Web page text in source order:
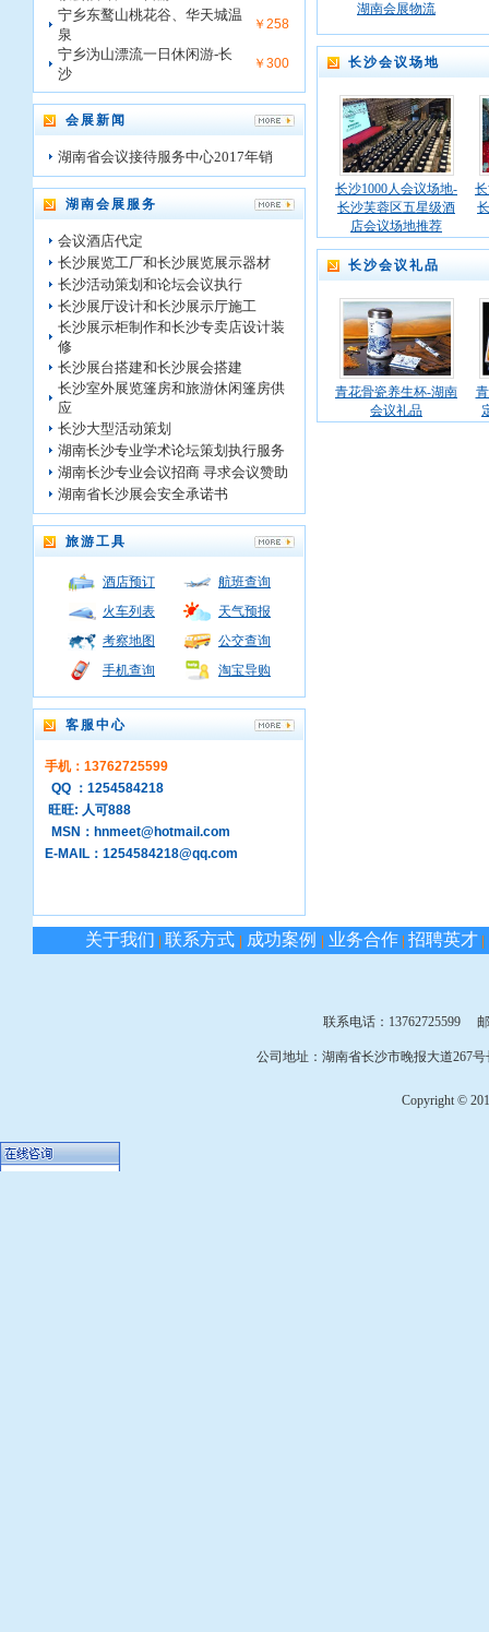
宁乡东鹜山桃花谷、华天城温
泉
￥258
宁乡沩山漂流一日休闲游-长
沙
￥300
会展新闻
湖南省会议接待服务中心2017年销
湖南会展服务
会议酒店代定
长沙展览工厂和长沙展览展示器材
长沙活动策划和论坛会议执行
长沙展厅设计和长沙展示厅施工
长沙展示柜制作和长沙专卖店设计装
修
长沙展台搭建和长沙展会搭建
长沙室外展览篷房和旅游休闲篷房供
应
长沙大型活动策划
湖南长沙专业学术论坛策划执行服务
湖南长沙专业会议招商 寻求会议赞助
湖南省长沙展会安全承诺书
旅游工具
酒店预订
航班查询
火车列表
天气预报
考察地图
公交查询
手机查询
淘宝导购
客服中心
手机：13762725599
QQ ：1254584218
旺旺: 人可888
MSN：hnmeet@hotmail.com
E-MAIL：1254584218@qq.com
湖南会展物流
长沙会议场地
长沙1000人会议场地-
长沙芙蓉区五星级酒
店会议场地推荐
长沙会议礼品
青花骨瓷养生杯-湖南
会议礼品
关于我们 | 联系方式 | 成功案例 | 业务合作 | 招聘英才 |
联系电话：13762725599
公司地址：湖南省长沙市晚报大道267
Copyright ©